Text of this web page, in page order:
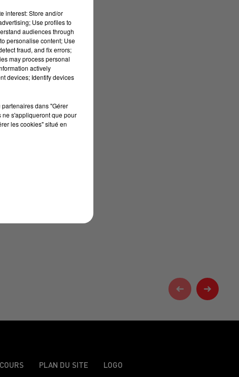
PLAN DU SITE LOGO
interest: Store and/or
Use profiles to
audiences through
personalise content; Use
fraud, and fix errors;
may process personal
actively
devices; Identify devices
dans "Gérer
ne s'appliqueront que pour
les cookies" situé en